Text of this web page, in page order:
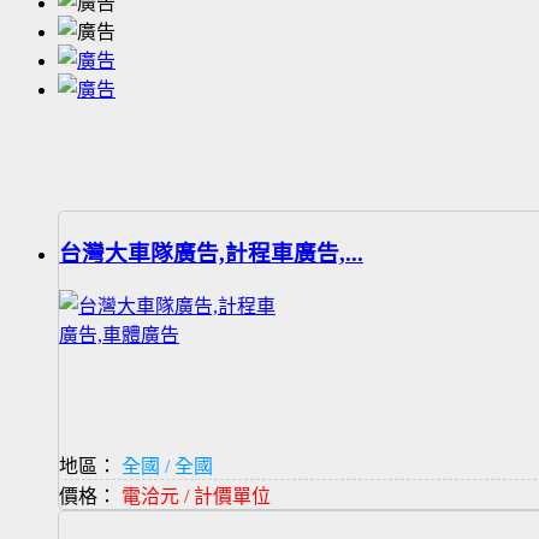
台灣大車隊廣告,計程車廣告,...
地區：
全國 / 全國
價格： 電洽元 / 計價單位